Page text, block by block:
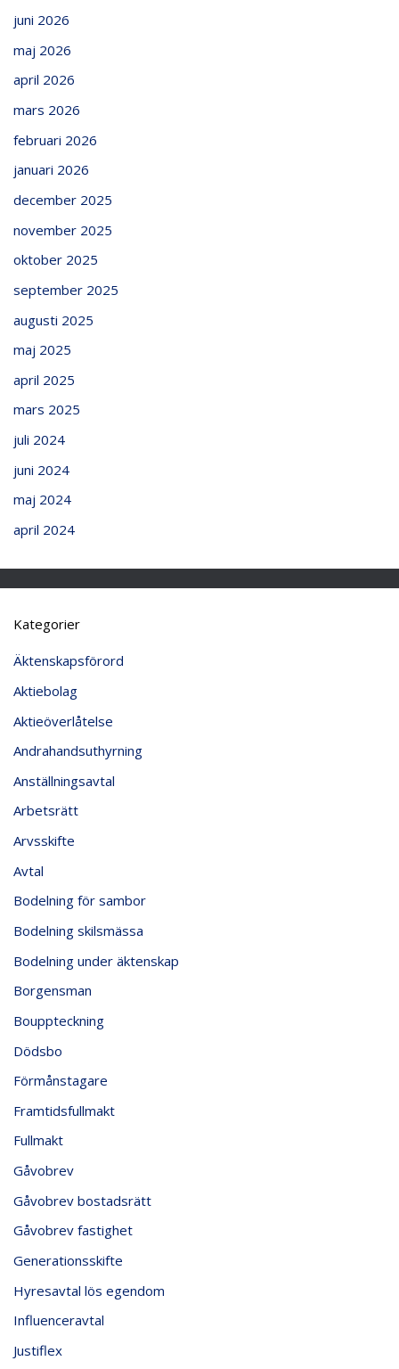
juni 2026
maj 2026
april 2026
mars 2026
februari 2026
januari 2026
december 2025
november 2025
oktober 2025
september 2025
augusti 2025
maj 2025
april 2025
mars 2025
juli 2024
juni 2024
maj 2024
april 2024
Kategorier
Äktenskapsförord
Aktiebolag
Aktieöverlåtelse
Andrahandsuthyrning
Anställningsavtal
Arbetsrätt
Arvsskifte
Avtal
Bodelning för sambor
Bodelning skilsmässa
Bodelning under äktenskap
Borgensman
Bouppteckning
Dödsbo
Förmånstagare
Framtidsfullmakt
Fullmakt
Gåvobrev
Gåvobrev bostadsrätt
Gåvobrev fastighet
Generationsskifte
Hyresavtal lös egendom
Influenceravtal
Justiflex